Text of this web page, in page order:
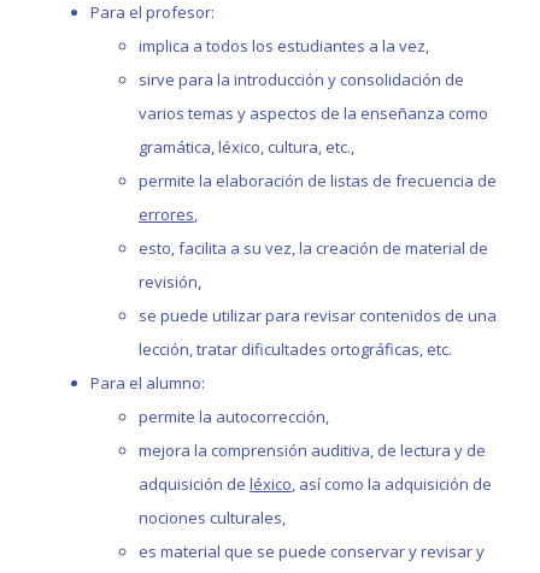
Para el profesor:
implica a todos los estudiantes a la vez,
sirve para la introducción y consolidación de
varios temas y aspectos de la enseñanza como
gramática, léxico, cultura, etc.,
permite la elaboración de listas de frecuencia de
errores,
esto, facilita a su vez, la creación de material de
revisión,
se puede utilizar para revisar contenidos de una
lección, tratar dificultades ortográficas, etc.
Para el alumno:
permite la autocorrección,
mejora la comprensión auditiva, de lectura y de
adquisición de léxico, así como la adquisición de
nociones culturales,
es material que se puede conservar y revisar y